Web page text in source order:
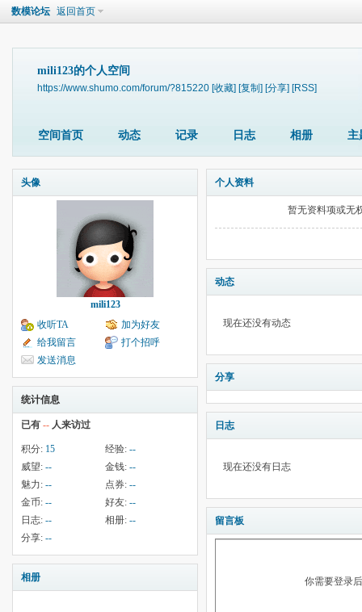
数模论坛 返回首页
mili123的个人空间
https://www.shumo.com/forum/?815220 [收藏] [复制] [分享] [RSS]
空间首页 动态 记录 日志 相册 主
头像
mili123
收听TA
加为好友
给我留言
打个招呼
发送消息
统计信息
已有 -- 人来访过
积分: 15 经验: --
威望: -- 金钱: --
魅力: -- 点券: --
金币: -- 好友: --
日志: -- 相册: --
分享: --
相册
个人资料
暂无资料项或无
动态
现在还没有动态
分享
日志
现在还没有日志
留言板
你需要登录